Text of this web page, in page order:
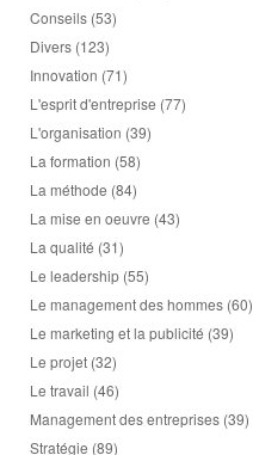
Conseils (53)
Divers (123)
Innovation (71)
L'esprit d'entreprise (77)
L'organisation (39)
La formation (58)
La méthode (84)
La mise en oeuvre (43)
La qualité (31)
Le leadership (55)
Le management des hommes (60)
Le marketing et la publicité (39)
Le projet (32)
Le travail (46)
Management des entreprises (39)
Stratégie (89)